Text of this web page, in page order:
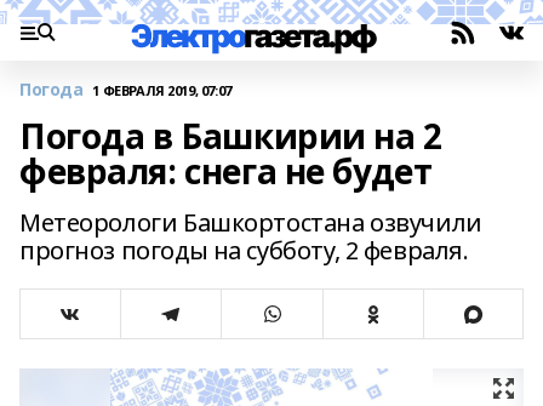
Погода 1 ФЕВРАЛЯ 2019, 07:07
Погода в Башкирии на 2
февраля: снега не будет
Метеорологи Башкортостана озвучили
прогноз погоды на субботу, 2 февраля.